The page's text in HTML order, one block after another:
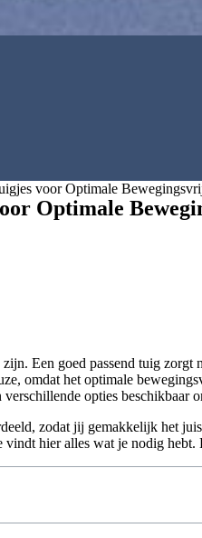
voor Optimale
Optimale
Een goed passend tuig
omdat het optimale
opties beschikbaar
zodat jij gemakkelijk het
hier alles wat je nodig